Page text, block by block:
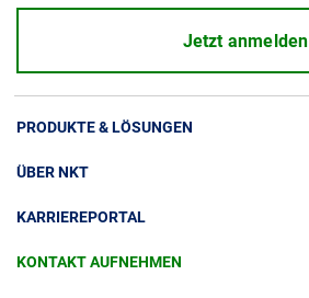
Jetzt anmelden
PRODUKTE & LÖSUNGEN
Hochspannung
Kabelgarnituren
Mittelspannungskabel
ÜBER NKT
News & Presse
Unsere Geschichte
KARRIEREPORTAL
KONTAKT AUFNEHMEN